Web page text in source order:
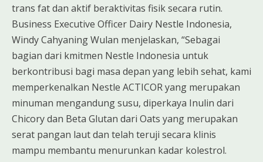
trans fat dan aktif beraktivitas fisik secara rutin.
Business Executive Officer Dairy Nestle Indonesia,
Windy Cahyaning Wulan menjelaskan, “Sebagai
bagian dari kmitmen Nestle Indonesia untuk
berkontribusi bagi masa depan yang lebih sehat, kami
memperkenalkan Nestle ACTICOR yang merupakan
minuman mengandung susu, diperkaya Inulin dari
Chicory dan Beta Glutan dari Oats yang merupakan
serat pangan laut dan telah teruji secara klinis
mampu membantu menurunkan kadar kolestrol.